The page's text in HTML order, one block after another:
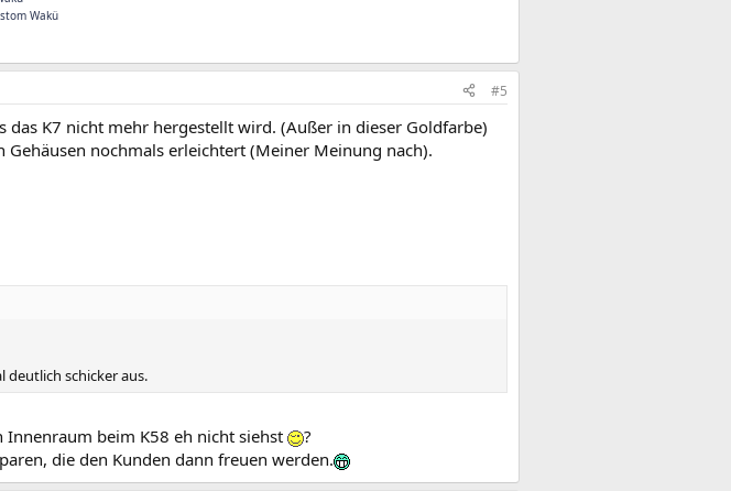
Wakü
#5
das K7 nicht mehr hergestellt wird. (Außer in dieser Goldfarbe)
nochmals erleichtert (Meiner Meinung nach).
deutlich schicker aus.
Innenraum beim K58 eh nicht siehst
?
die den Kunden dann freuen werden.